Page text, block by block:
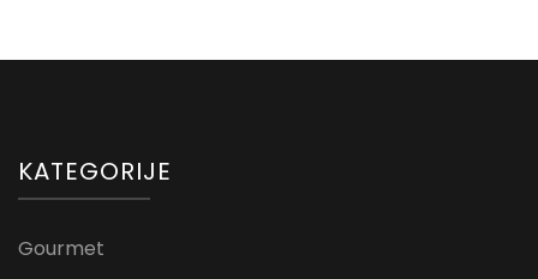
KATEGORIJE
Gourmet